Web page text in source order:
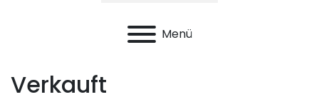
Menü
Verkauft